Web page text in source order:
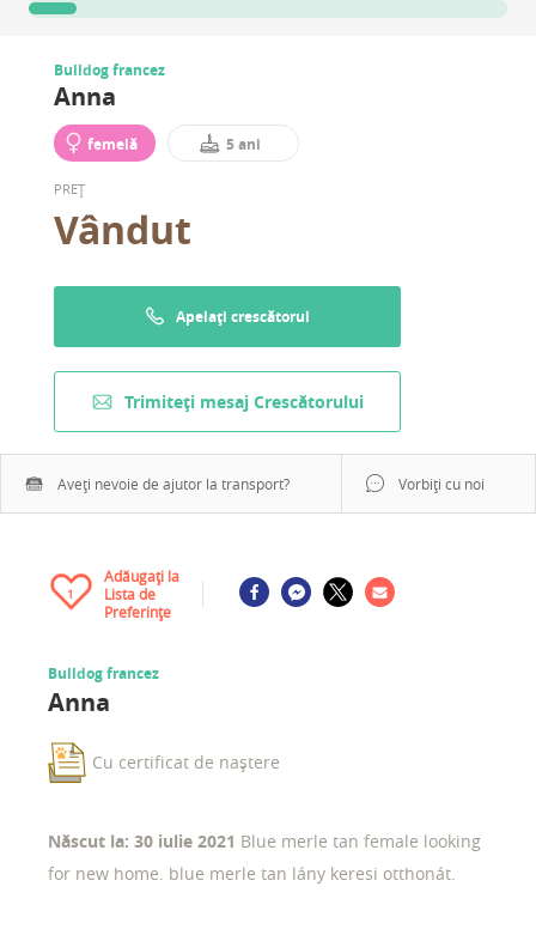
Bulldog francez
Anna
femelă 5 ani
PREȚ
Vândut
Apelați crescătorul
Trimiteți mesaj Crescătorului
Aveți nevoie de ajutor la transport? Vorbiți cu noi
1
Adăugați la
Lista de
Preferințe
Bulldog francez
Anna
Cu certificat de naștere
Născut la: 30 iulie 2021 Blue merle tan female looking
for new home. blue merle tan lány keresi otthonát.